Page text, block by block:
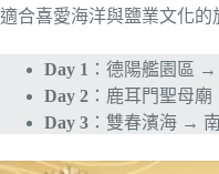
適合喜愛海洋與鹽業文化的
Day 1 ：德陽艦園區
Day 2 ：鹿耳門聖母
Day 3 ：雙春濱海 →